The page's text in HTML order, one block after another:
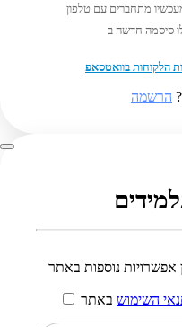
הלקוחות בוואטסאפ
הרשמה
נוספות באתר
השימוש באתר